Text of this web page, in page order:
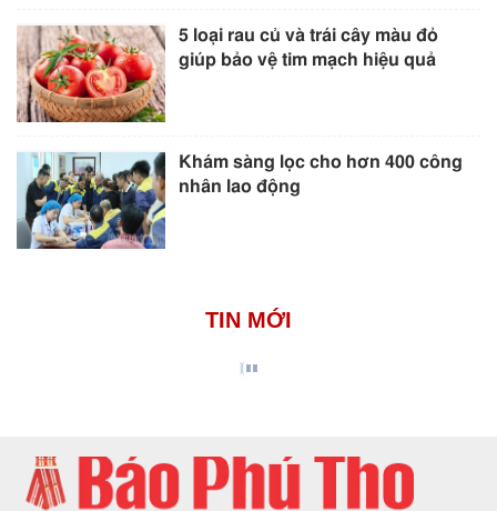
5 loại rau củ và trái cây màu đỏ
giúp bảo vệ tim mạch hiệu quả
Khám sàng lọc cho hơn 400 công
nhân lao động
TIN MỚI